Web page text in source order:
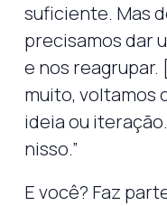
suficiente. Mas
precisamos dar
e nos
muito, voltamos
ideia ou
nisso.”
E você? Faz